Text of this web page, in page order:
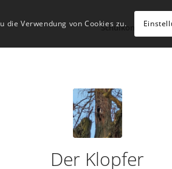
Schulkonzept
Der Klopfer
die Verwendung von Cookies zu.